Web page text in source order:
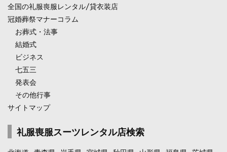
全国の礼服喪服レンタル/貸衣装店
冠婚葬祭マナーコラム
お葬式・法事
結婚式
ビジネス
七五三
発表会
その他行事
サイトマップ
礼服喪服スーツレンタル店検索